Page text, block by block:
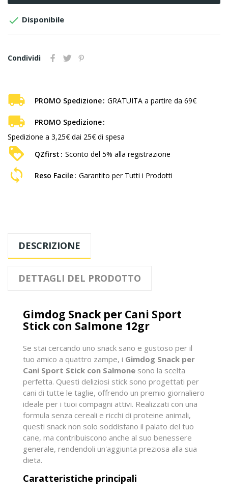
 Disponibile
Condividi
PROMO Spedizione GRATUITA a partire da 69€
PROMO Spedizione
Spedizione a 3,25€ dai 25€ di spesa
QZfirst
Sconto del 5% alla registrazione
Reso Facile Garantito per Tutti i Prodotti
DESCRIZIONE
DETTAGLI DEL PRODOTTO
Gimdog Snack per Cani Sport
Stick con Salmone 12gr
Se stai cercando uno snack sano e gustoso per il
tuo amico a quattro zampe, i Gimdog Snack per
Cani Sport Stick con Salmone sono la scelta
perfetta. Questi deliziosi stick sono progettati per
cani di tutte le taglie, offrendo un premio giornaliero
ideale per i tuoi compagni attivi. Realizzati con una
formula senza cereali e ricchi di proteine animali,
questi snack non solo soddisfano il palato del tuo
cane, ma contribuiscono anche al suo benessere
generale, rendendoli un'aggiunta preziosa alla sua
dieta.
Caratteristiche principali